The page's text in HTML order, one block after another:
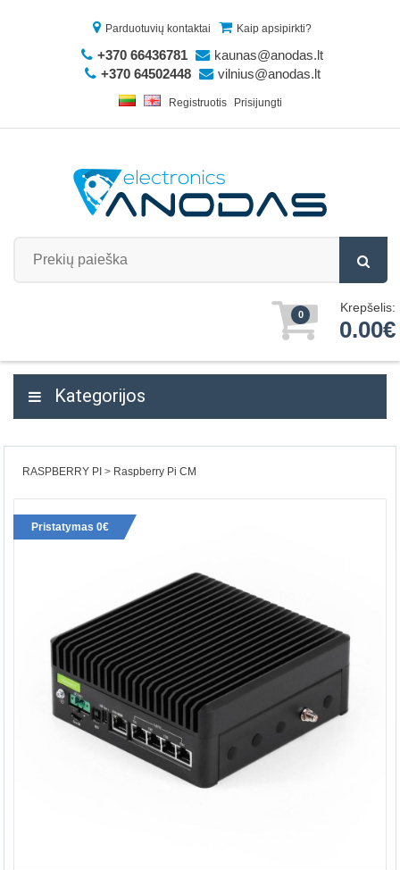
Parduotuvių kontaktai Kaip apsipirkti?
+370 66436781
kaunas@anodas.lt
+370 64502448
vilnius@anodas.lt
Registruotis Prisijungti
0 Krepšelis:
0.00€
Kategorijos
RASPBERRY PI Raspberry Pi CM
Pristatymas 0€